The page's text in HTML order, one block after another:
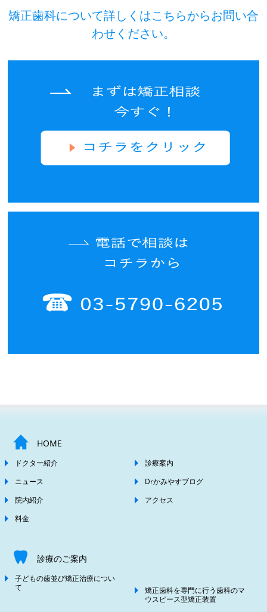
矯正歯科について詳しくはこちらからお問い合
わせください。
HOME
ドクター紹介
診療案内
ニュース
Drかみやすブログ
院内紹介
アクセス
料金
診療のご案内
子どもの歯並び矯正治療につい
て
矯正歯科を専門に行う歯科のマ
ウスピース型矯正装置